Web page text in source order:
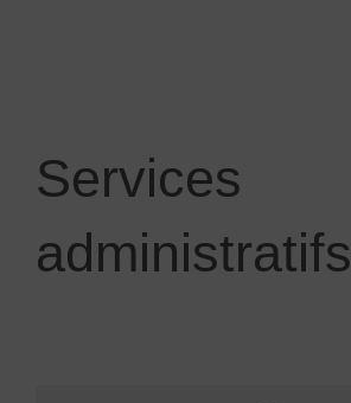
Services
administratifs